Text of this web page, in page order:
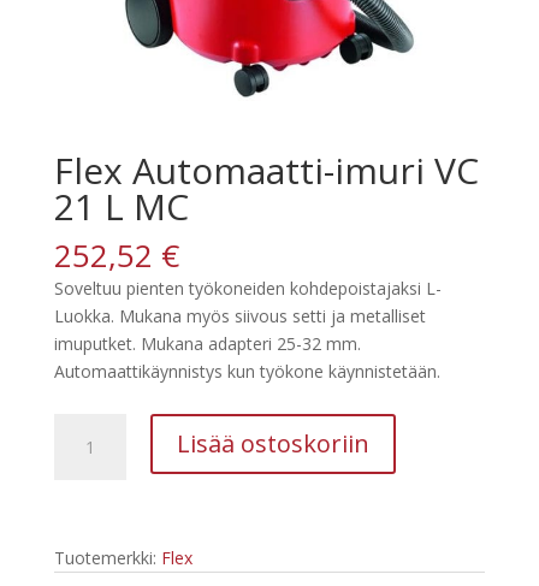
Flex Automaatti-imuri VC
21 L MC
252,52 €
Soveltuu pienten työkoneiden kohdepoistajaksi L-
Luokka. Mukana myös siivous setti ja metalliset
imuputket. Mukana adapteri 25-32 mm.
Automaattikäynnistys kun työkone käynnistetään.
Automaatti-
L
Lisää ostoskoriin
Tuotemerkki: Flex